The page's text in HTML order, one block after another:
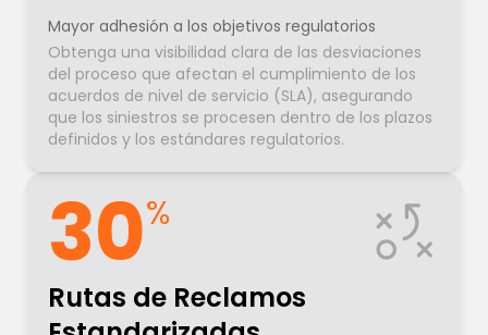
Mayor adhesión a los objetivos regulatorios
Obtenga una visibilidad clara de las desviaciones
del proceso que afectan el cumplimiento de los
acuerdos de nivel de servicio (SLA), asegurando
que los siniestros se procesen dentro de los plazos
definidos y los estándares regulatorios.
30%
Rutas de Reclamos